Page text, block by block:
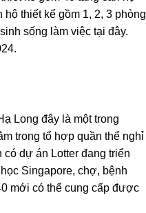
thiết kế gồm 1, 2, 3 phòng
sống làm việc tại đây.
Long đây là một trong
trong tổ hợp quần thể nghỉ
dự án Lotter đang triển
Singapore, chợ, bệnh
mới có thể cung cấp được